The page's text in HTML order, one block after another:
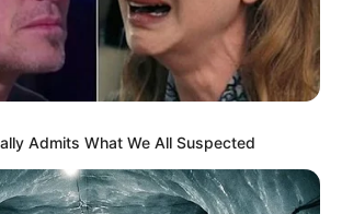
Admits What We All Suspected